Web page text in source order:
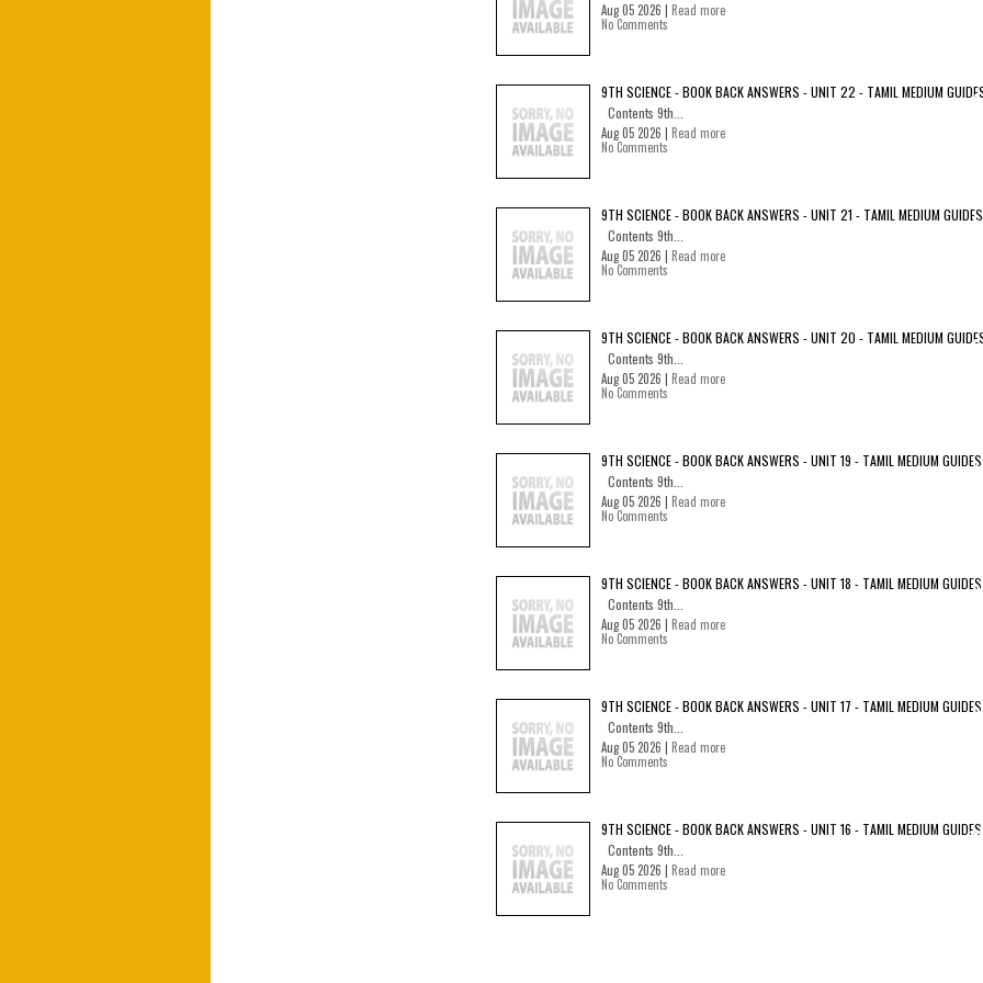
Aug 05 2026 | Read more
No Comments
9TH SCIENCE - BOOK BACK ANSWERS - UNIT 22 - TAMIL MEDIUM
Contents 9th...
Aug 05 2026 | Read more
No Comments
9TH SCIENCE - BOOK BACK ANSWERS - UNIT 21 - TAMIL MEDIUM GUIDES
Contents 9th...
Aug 05 2026 | Read more
No Comments
9TH SCIENCE - BOOK BACK ANSWERS - UNIT 20 - TAMIL MEDIUM
Contents 9th...
Aug 05 2026 | Read more
No Comments
9TH SCIENCE - BOOK BACK ANSWERS - UNIT 19 - TAMIL MEDIUM GUIDES
Contents 9th...
Aug 05 2026 | Read more
No Comments
9TH SCIENCE - BOOK BACK ANSWERS - UNIT 18 - TAMIL MEDIUM GUIDES
Contents 9th...
Aug 05 2026 | Read more
No Comments
9TH SCIENCE - BOOK BACK ANSWERS - UNIT 17 - TAMIL MEDIUM GUIDES
Contents 9th...
Aug 05 2026 | Read more
No Comments
9TH SCIENCE - BOOK BACK ANSWERS - UNIT 16 - TAMIL MEDIUM GUIDES
Contents 9th...
Aug 05 2026 | Read more
No Comments